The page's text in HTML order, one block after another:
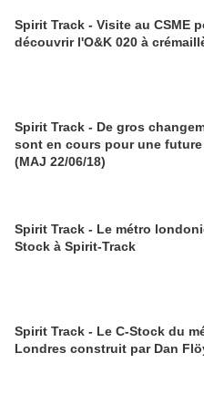
Spirit Track - Visite au CSME
découvrir l'O&K 020 à
Spirit Track - De gros
sont en cours pour une future
(MAJ 22/06/18)
Spirit Track - Le métro
Stock à Spirit-Track
Spirit Track - Le C-Stock du
Londres construit par Dan